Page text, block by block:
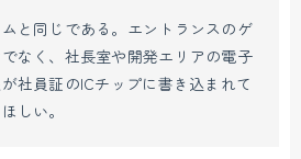
と同じである。エントランスのゲ
なく、社長室や開発エリアの電子
社員証のICチップに書き込まれて
しい。